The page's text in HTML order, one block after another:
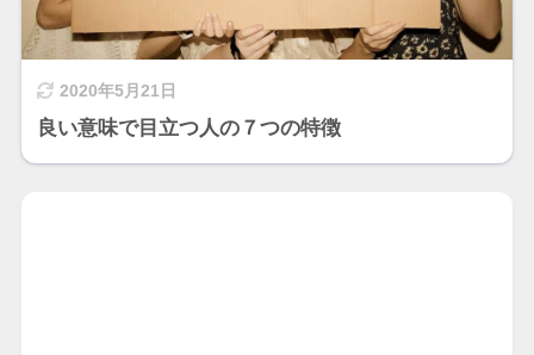
2020年5月21日
良い意味で目立つ人の７つの特徴